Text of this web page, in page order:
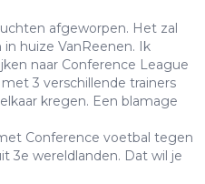
afgeworpen. Het zal
huize VanReenen. Ik
naar Conference League
3 verschillende trainers
kregen. Een blamage
Conference voetbal tegen
3e wereldlanden. Dat wil je